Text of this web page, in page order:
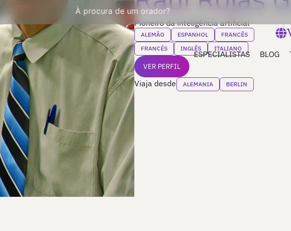
À procura de um orador?
ESPECIALISTAS BLOG
Pioneiro da inteligência artificial
ALEMÃO ESPANHOL
FRANCÊS
FRANCÉS
INGLÊS ITALIANO
VER PERFIL
Viaja desde ALEMANIA BERLIN